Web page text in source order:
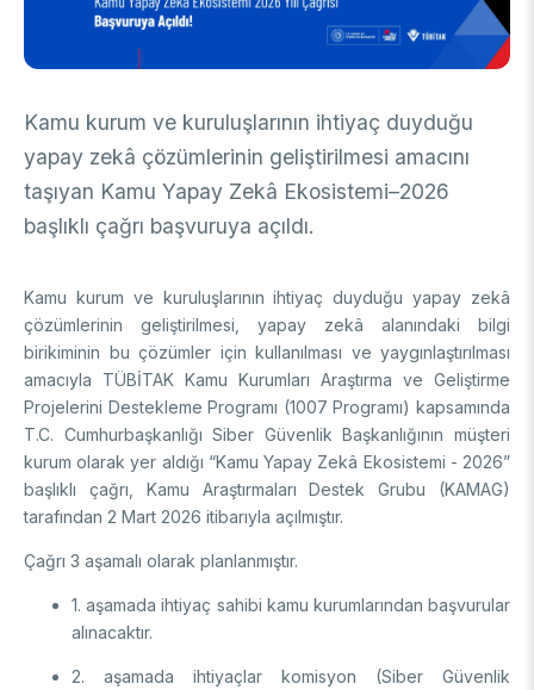
Arşiv
Üretken Yapay Zekâ Rehberi
DESTEKLER
Ulusal Programlar
Uluslararası Programlar
Ulusal Programlar
Uluslararası Programlar
Bilim & Toplum
Etkinlik Düzenleme
Etkinliklere Katılım
Uluslararası Destekler
Uluslararası İş Birlikleri
İkili İş Birliği Programları
Çok Taraflı Programlar
AB Çerçeve Programları
BURSLAR
Lisans / Önlisans
Mentorluk Desteği Programı
Burs Programları
Destek Programları
Lisansüstü
Eğitim Burs Programları
Uluslararası Burslar
Doktora Sonrası
Araştırma Burs Programları
Uluslararası
Araştırma Burs Programları
Kamu kurum ve kuruluşlarının ihtiyaç duyduğu
yapay zekâ çözümlerinin geliştirilmesi amacını
taşıyan Kamu Yapay Zekâ Ekosistemi–2026
başlıklı çağrı başvuruya açıldı.
Kamu kurum ve kuruluşlarının ihtiyaç duyduğu yapay zekâ
çözümlerinin geliştirilmesi, yapay zekâ alanındaki bilgi
birikiminin bu çözümler için kullanılması ve yaygınlaştırılması
amacıyla TÜBİTAK Kamu Kurumları Araştırma ve Geliştirme
Projelerini Destekleme Programı (1007 Programı) kapsamında
T.C. Cumhurbaşkanlığı Siber Güvenlik Başkanlığının müşteri
kurum olarak yer aldığı “Kamu Yapay Zekâ Ekosistemi - 2026”
başlıklı çağrı, Kamu Araştırmaları Destek Grubu (KAMAG)
tarafından 2 Mart 2026 itibarıyla açılmıştır.
Çağrı 3 aşamalı olarak planlanmıştır.
1. aşamada ihtiyaç sahibi kamu kurumlarından başvurular
alınacaktır.
2. aşamada ihtiyaçlar komisyon (Siber Güvenlik